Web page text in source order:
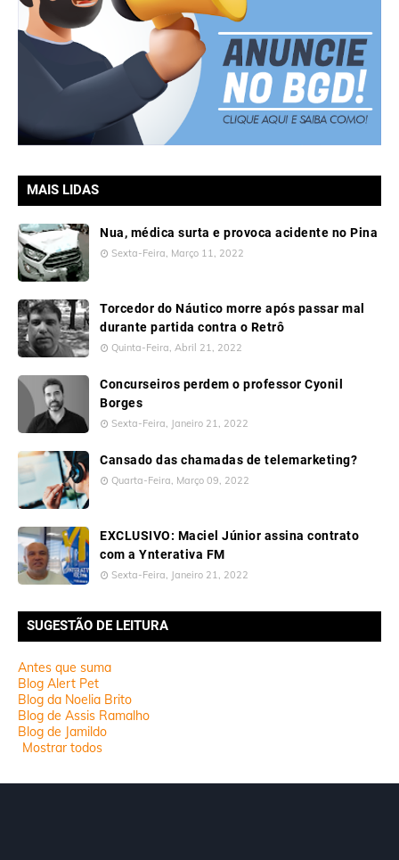
MAIS LIDAS
Nua, médica surta e provoca acidente no Pina
Sexta-Feira, Março 11, 2022
Torcedor do Náutico morre após passar mal
durante partida contra o Retrô
Quinta-Feira, Abril 21, 2022
Concurseiros perdem o professor Cyonil
Borges
Sexta-Feira, Janeiro 21, 2022
Cansado das chamadas de telemarketing?
Quarta-Feira, Março 09, 2022
EXCLUSIVO: Maciel Júnior assina contrato
com a Ynterativa FM
Sexta-Feira, Janeiro 21, 2022
SUGESTÃO DE LEITURA
Antes que suma
Blog Alert Pet
Blog da Noelia Brito
Blog de Assis Ramalho
Blog de Jamildo
Mostrar todos